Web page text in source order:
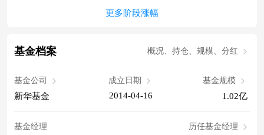
更多阶段涨幅
基金档案 概况、持仓、规模、分红
基金公司
新华基金
成立日期
2014-04-16
基金规模
1.02亿
基金经理 历任基金经理